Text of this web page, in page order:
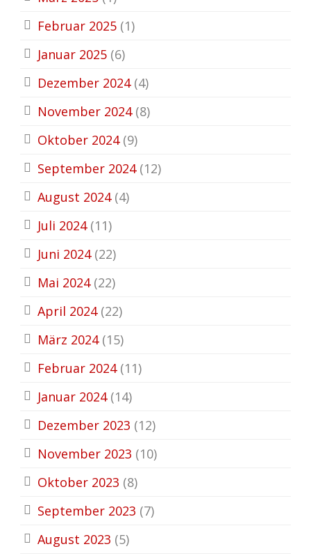
Februar 2025 (1)
Januar 2025 (6)
Dezember 2024(4)
November 2024(8)
Oktober 2024(9)
September 2024(12)
August 2024(4)
Juli 2024(11)
Juni 2024(22)
Mai 2024(22)
April 2024(22)
März 2024(15)
Februar 2024(11)
Januar 2024(14)
Dezember 2023 (12)
November 2023 (10)
Oktober 2023 (8)
September 2023 (7)
August 2023 (5)